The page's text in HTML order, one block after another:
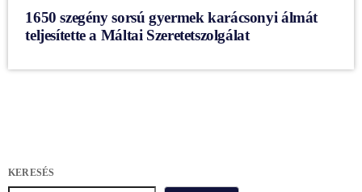
1650 szegény sorsú gyermek karácsonyi álmát
teljesítette a Máltai Szeretetszolgálat
KERESÉS